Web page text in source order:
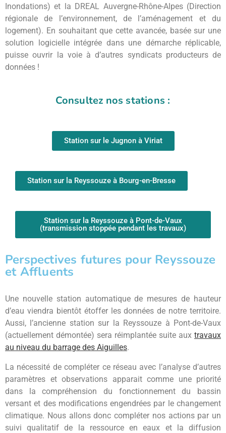
Inondations) et la DREAL Auvergne-Rhône-Alpes (Direction
régionale de l’environnement, de l’aménagement et du
logement). En souhaitant que cette avancée, basée sur une
solution logicielle intégrée dans une démarche réplicable,
puisse ouvrir la voie à d’autres syndicats producteurs de
données !
Consultez nos stations :
Station sur le Jugnon à Viriat
Station sur la Reyssouze à Bourg-en-Bresse
Station sur la Reyssouze à Pont-de-Vaux
(transmission stoppée pendant les travaux)
Perspectives futures pour Reyssouze
et Affluents
Une nouvelle station automatique de mesures de hauteur
d’eau viendra bientôt étoffer les données de notre territoire.
Aussi, l’ancienne station sur la Reyssouze à Pont-de-Vaux
(actuellement démontée) sera réimplantée suite aux travaux
au niveau du barrage des Aiguilles.
La nécessité de compléter ce réseau avec l’analyse d’autres
paramètres et observations apparait comme une priorité
dans la compréhension du fonctionnement du bassin
versant et des modifications engendrées par le changement
climatique. Nous allons donc compléter nos actions par un
suivi qualitatif de la ressource en eaux et la diffusion